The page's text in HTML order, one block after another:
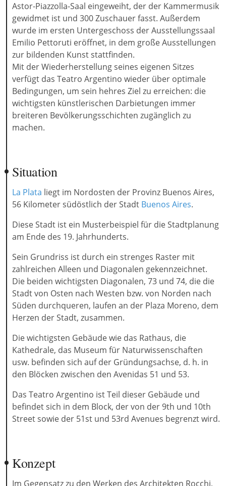
Astor-Piazzolla-Saal eingeweiht, der der Kammermusik
gewidmet ist und 300 Zuschauer fasst. Außerdem
wurde im ersten Untergeschoss der Ausstellungssaal
Emilio Pettoruti eröffnet, in dem große Ausstellungen
zur bildenden Kunst stattfinden.
Mit der Wiederherstellung seines eigenen Sitzes
verfügt das Teatro Argentino wieder über optimale
Bedingungen, um sein hehres Ziel zu erreichen: die
wichtigsten künstlerischen Darbietungen immer
breiteren Bevölkerungsschichten zugänglich zu
machen.
Situation
La Plata liegt im Nordosten der Provinz Buenos Aires,
56 Kilometer südöstlich der Stadt Buenos Aires.
Diese Stadt ist ein Musterbeispiel für die Stadtplanung
am Ende des 19. Jahrhunderts.
Sein Grundriss ist durch ein strenges Raster mit
zahlreichen Alleen und Diagonalen gekennzeichnet.
Die beiden wichtigsten Diagonalen, 73 und 74, die die
Stadt von Osten nach Westen bzw. von Norden nach
Süden durchqueren, laufen an der Plaza Moreno, dem
Herzen der Stadt, zusammen.
Die wichtigsten Gebäude wie das Rathaus, die
Kathedrale, das Museum für Naturwissenschaften
usw. befinden sich auf der Gründungsachse, d. h. in
den Blöcken zwischen den Avenidas 51 und 53.
Das Teatro Argentino ist Teil dieser Gebäude und
befindet sich in dem Block, der von der 9th und 10th
Street sowie der 51st und 53rd Avenues begrenzt wird.
Konzept
Im Gegensatz zu den Werken des Architekten Rocchi,